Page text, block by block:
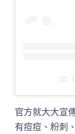
🤸‍♀️
官方就大大宣
有痘痘、粉刺